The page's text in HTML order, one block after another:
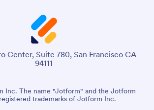
Center, Suite 780, San Francisco CA
94111
Inc. The name "Jotform" and the Jotform
trademarks of Jotform Inc.